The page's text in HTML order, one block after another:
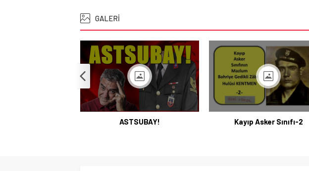
GALERİ
ASTSUBAY! Kayıp Asker Sınıfı-2